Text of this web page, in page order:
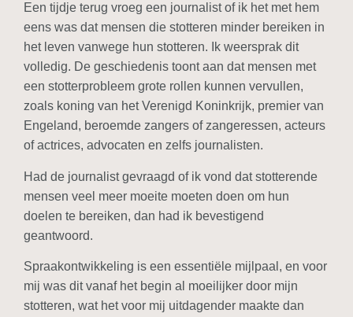
Een tijdje terug vroeg een journalist of ik het met hem
eens was dat mensen die stotteren minder bereiken in
het leven vanwege hun stotteren. Ik weersprak dit
volledig. De geschiedenis toont aan dat mensen met
een stotterprobleem grote rollen kunnen vervullen,
zoals koning van het Verenigd Koninkrijk, premier van
Engeland, beroemde zangers of zangeressen, acteurs
of actrices, advocaten en zelfs journalisten.
Had de journalist gevraagd of ik vond dat stotterende
mensen veel meer moeite moeten doen om hun
doelen te bereiken, dan had ik bevestigend
geantwoord.
Spraakontwikkeling is een essentiële mijlpaal, en voor
mij was dit vanaf het begin al moeilijker door mijn
stotteren, wat het voor mij uitdagender maakte dan